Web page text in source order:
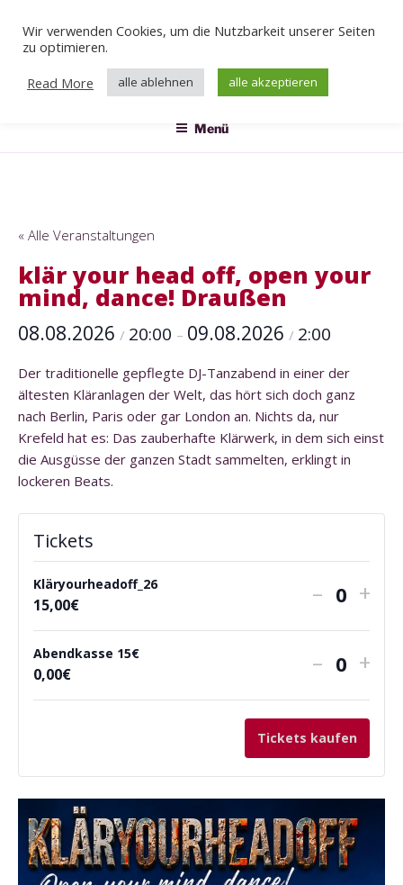
Inhalt
springen
Veranstaltungen
Das Klärwerk
Menü
« Alle Veranstaltungen
klär your head off, open your
mind, dance! Draußen
08.08.2026 / 20:00 – 09.08.2026 / 2:00
Der traditionelle gepflegte DJ-Tanzabend in einer der
ältesten Kläranlagen der Welt, das hört sich doch ganz
nach Berlin, Paris oder gar London an. Nichts da, nur
Krefeld hat es: Das zauberhafte Klärwerk, in dem sich einst
die Ausgüsse der ganzen Stadt sammelten, erklingt in
lockeren Beats.
Tickets
Kläryourheadoff_26
15,00€
für
–
A
n
z
h
l
+
Abendkasse 15€
0,00€
für
15€
–
A
n
z
a
h
l
für
+
Tickets kaufen
Wir verwenden Cookies, um die Nutzbarkeit unserer Seiten
zu optimieren.
Read More
alle ablehnen alle akzeptieren